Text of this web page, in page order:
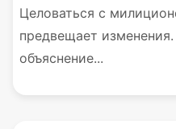
Целоваться с
предвещает
объяснение...